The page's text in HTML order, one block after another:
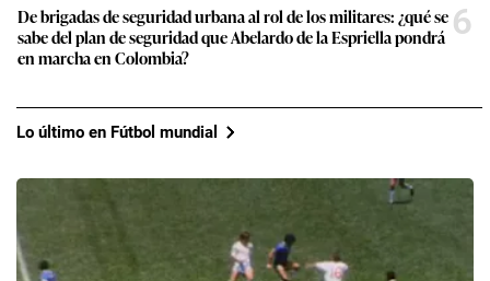
De brigadas de seguridad urbana al rol de los militares: ¿qué se
sabe del plan de seguridad que Abelardo de la Espriella pondrá
en marcha en Colombia?
6
Lo último en Fútbol mundial